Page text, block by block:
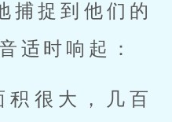
捕捉到他们的
适时响起：
积很大，几百